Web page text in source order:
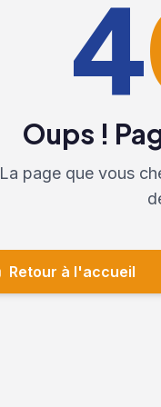
4
Oups !
La page que vous
Retour à l'accueil